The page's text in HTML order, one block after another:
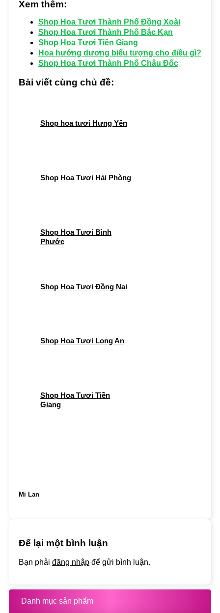
Xem thêm:
Shop Hoa Tươi Thành Phố Đồng Xoài
Shop Hoa Tươi Thành Phố Bắc Kạn
Shop Hoa Tươi Tiền Giang
Hoa hướng dương biểu tượng cho điều gì?
Shop Hoa Tươi Thành Phố Châu Đốc
Bài viết cùng chủ đề:
Shop hoa tươi Hưng Yên
Shop Hoa Tươi Hải Phòng
Shop Hoa Tươi Bình
Phước
Shop Hoa Tươi Đồng Nai
Shop Hoa Tươi Long An
Shop Hoa Tươi Tiền
Giang
Mi Lan
Để lại một bình luận
Bạn phải đăng nhập để gửi bình luận.
Danh mục sản phẩm